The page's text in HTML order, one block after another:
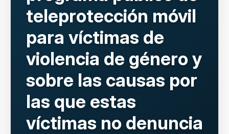
teleprotección móvil
para víctimas de
violencia de género y
sobre las causas por
las que estas
víctimas no denuncia